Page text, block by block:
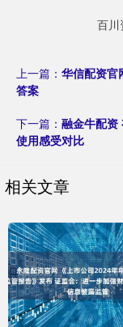
百川
上一篇： 华信配资官
答案
下一篇： 融金牛配资
使用感受对比
相关文章